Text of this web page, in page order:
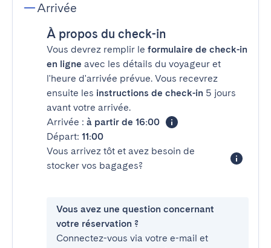
Arrivée
À propos du check-in
Vous devrez remplir le formulaire de check-in
en ligne avec les détails du voyageur et
l'heure d'arrivée prévue. Vous recevrez
ensuite les instructions de check-in 5 jours
avant votre arrivée.
Arrivée : à partir de 16:00
Départ: 11:00
Vous arrivez tôt et avez besoin de
stocker vos bagages?
Vous avez une question concernant
votre réservation ?
Connectez-vous via votre e-mail et